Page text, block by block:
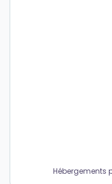
Hébergements